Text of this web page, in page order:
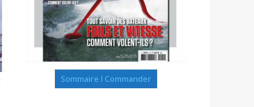
Sommaire I Commander